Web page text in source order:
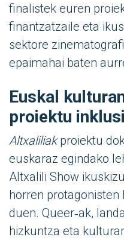
finalistek euren
finantzatzaile eta
sektore
epaimahai baten
Euskal
proiektu
Altxaliliakproiektu
euskaraz egindako
Altxalili Show
horren protagonisten
duen. Queer‑ak,
hizkuntza eta